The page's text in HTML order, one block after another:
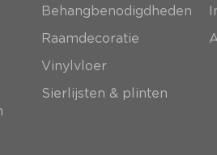
Behangbenodigdheden
Raamdecoratie
Vinylvloer
Sierlijsten & plinten